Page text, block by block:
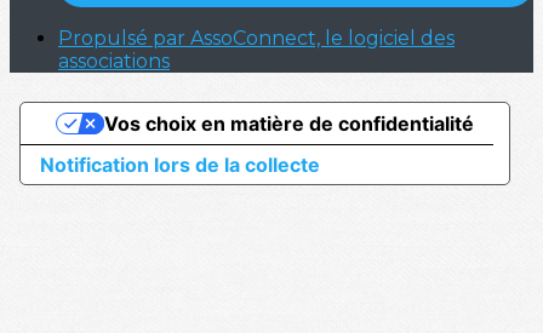
Propulsé par AssoConnect, le logiciel des
associations
Notification lors de la collecte
Vos choix en matière de confidentialité